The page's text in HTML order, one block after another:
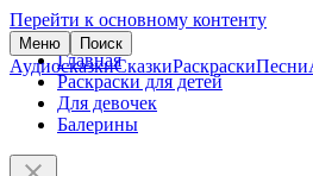
Перейти к основному контенту
Меню Поиск
АудиосказкиСказкиРаскраскиПесни
Главная
Раскраски для детей
Для девочек
Балерины